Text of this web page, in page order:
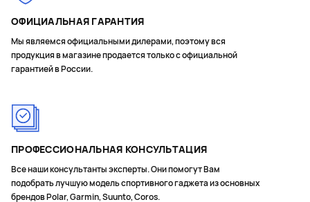
ОФИЦИАЛЬНАЯ ГАРАНТИЯ
Мы являемся официальными дилерами, поэтому вся
продукция в магазине продается только с официальной
гарантией в России.
ПРОФЕССИОНАЛЬНАЯ КОНСУЛЬТАЦИЯ
Все наши консультанты эксперты. Они помогут Вам
подобрать лучшую модель спортивного гаджета из основных
брендов Polar, Garmin, Suunto, Coros.